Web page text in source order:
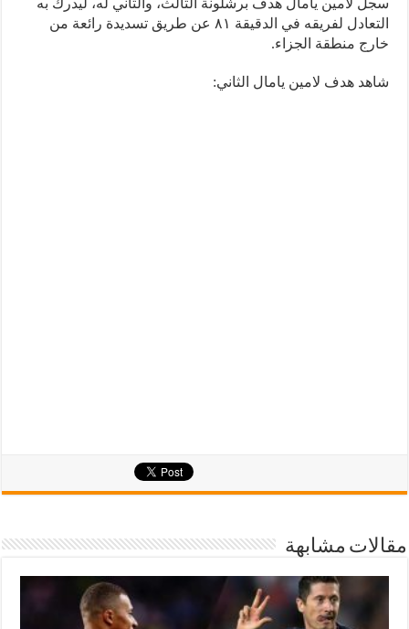
التعادل لفريقه في الدقيقة ٨١ عن طريق تسديدة رائعة من
خارج منطقة الجزاء.
شاهد هدف لامين يامال الثاني:
مقالات مشابهة